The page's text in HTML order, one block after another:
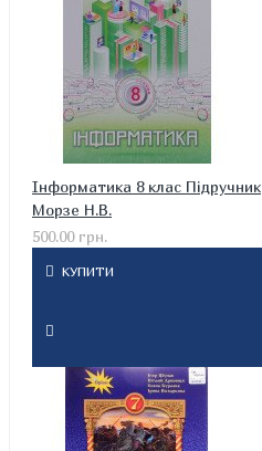
Інформатика 8 клас Підручник
Морзе Н.В.
500.00 грн.
КУПИТИ